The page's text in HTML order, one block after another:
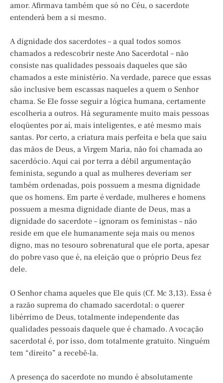
amor. Afirmava também que só no Céu, o sacerdote
entenderá bem a si mesmo.
A dignidade dos sacerdotes – a qual todos somos
chamados a redescobrir neste Ano Sacerdotal – não
consiste nas qualidades pessoais daqueles que são
chamados a este ministério. Na verdade, parece que essas
são inclusive bem escassas naqueles a quem o Senhor
chama. Se Ele fosse seguir a lógica humana, certamente
escolheria a outros. Há seguramente muito mais pessoas
eloqüentes por aí, mais inteligentes, e até mesmo mais
santas. Por certo, a criatura mais perfeita e bela que saiu
das mãos de Deus, a Virgem Maria, não foi chamada ao
sacerdócio. Aqui cai por terra a débil argumentação
feminista, segundo a qual as mulheres deveriam ser
também ordenadas, pois possuem a mesma dignidade
que os homens. Em parte é verdade, mulheres e homens
possuem a mesma dignidade diante de Deus, mas a
dignidade do sacerdote – ignoram os feministas – não
reside em que ele humanamente seja mais ou menos
digno, mas no tesouro sobrenatural que ele porta, apesar
do pobre vaso que é, na eleição que o próprio Deus fez
dele.
O Senhor chama aqueles que Ele quis (Cf. Mc 3,13). Essa é
a razão suprema do chamado sacerdotal: o querer
libérrimo de Deus, totalmente independente das
qualidades pessoais daquele que é chamado. A vocação
sacerdotal é, por isso, dom totalmente gratuito. Ninguém
tem “direito” a recebê-la.
A presença do sacerdote no mundo é absolutamente